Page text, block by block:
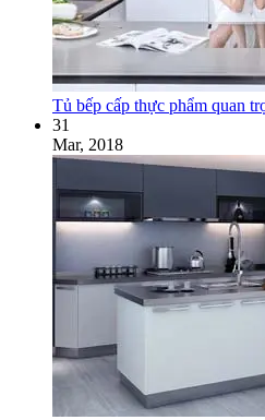
Tủ bếp cấp thực phẩm quan
31
Mar, 2018